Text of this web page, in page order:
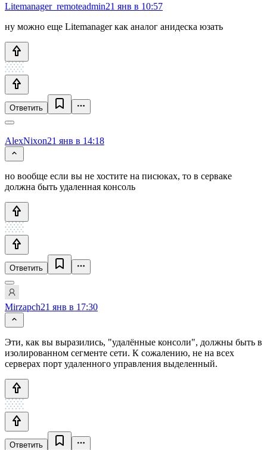
Litemanager_remoteadmin21 янв в 10:57
ну можно еще Litemanager как аналог анидеска юзать
Ответить
AlexNixon21 янв в 14:18
но вообще если вы не хостите на писюках, то в серваке
должна быть удаленная консоль
Ответить
Mirzapch21 янв в 17:30
Эти, как вы выразились, "удалённые консоли", должны быть в
изолированном сегменте сети. К сожалению, не на всех
серверах порт удаленного управления выделенный.
Ответить